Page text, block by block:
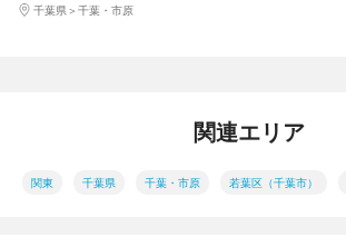
千葉県
千葉・市原
関連エリア
関東 千葉県 千葉・市原 若葉区（千葉市）